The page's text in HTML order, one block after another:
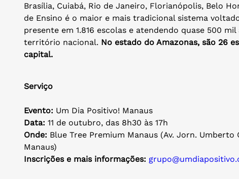
Brasília, Cuiabá, Rio de Janeiro, Florianópolis, Belo
de Ensino é o maior e mais tradicional sistema
presente em 1.816 escolas e atendendo quase 500
território nacional. No estado do Amazonas, são 26
capital.
Serviço
Evento: Um Dia Positivo! Manaus
Data: 11 de outubro, das 8h30 às 17h
Onde: Blue Tree Premium Manaus (Av. Jorn.
Manaus)
Inscrições e mais informações: